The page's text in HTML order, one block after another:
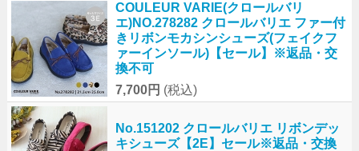
COULEUR VARIE(クロールバリ
エ)NO.278282 クロールバリエ ファー付
きリボンモカシンシューズ(フェイクフ
ァーインソール)【セール】※返品・交
換不可
7,700円 (税込)
No.151202 クロールバリエ リボンデッ
キシューズ【2E】セール※返品・交換